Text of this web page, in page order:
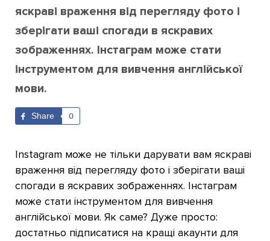
яскраві враження від перегляду фото і
зберігати ваші спогади в яскравих
зображеннях. Інстаграм може стати
інструментом для вивчення англійської
мови.
Share 0
Instagram може не тільки дарувати вам яскраві
враження від перегляду фото і зберігати ваші
спогади в яскравих зображеннях. Інстаграм
може стати інструментом для вивчення
англійської мови. Як саме? Дуже просто:
достатньо підписатися на кращі акаунти для